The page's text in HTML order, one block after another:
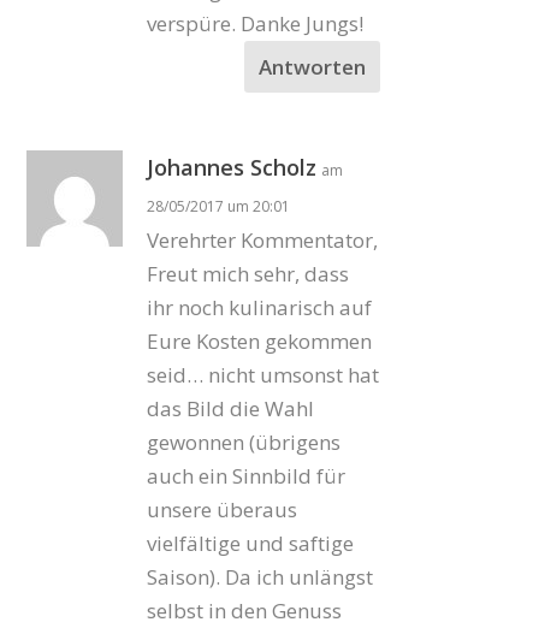
verspüre. Danke Jungs!
Antworten
Johannes Scholz am
28/05/2017 um 20:01
Verehrter Kommentator,
Freut mich sehr, dass
ihr noch kulinarisch auf
Eure Kosten gekommen
seid… nicht umsonst hat
das Bild die Wahl
gewonnen (übrigens
auch ein Sinnbild für
unsere überaus
vielfältige und saftige
Saison). Da ich unlängst
selbst in den Genuss